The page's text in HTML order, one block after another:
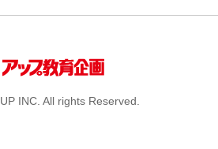
UP INC. All rights Reserved.